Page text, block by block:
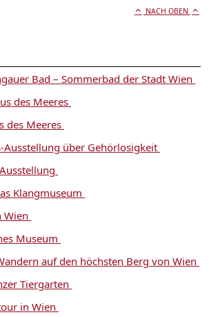
NACH OBEN
Bad – Sommerbad der Stadt Wien
des Meeres
des Meeres
Ausstellung über Gehörlosigkeit
Klangmuseum
Wien
Museum
auf den höchsten Berg von Wien
Tiergarten
in Wien